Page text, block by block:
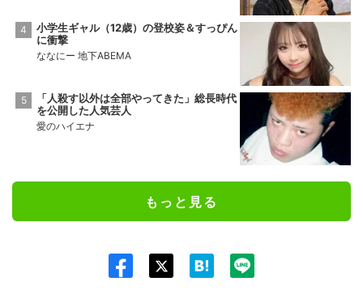
小学生ギャル（12歳）の登校姿＆すっぴん
に衝撃
ななにー 地下ABEMA
「人殺す以外は全部やってきた」総長時代
を公開した人気芸人
愛のハイエナ
もっと見る